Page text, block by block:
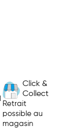
Click &
Collect
Retrait
possible au
magasin